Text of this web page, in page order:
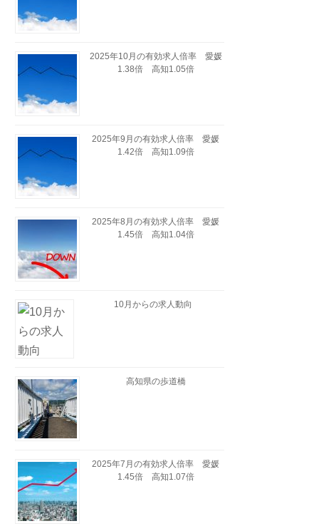
2025年10月の有効求人倍率 愛媛
1.38倍 高知1.05倍
2025年9月の有効求人倍率 愛媛
1.42倍 高知1.09倍
2025年8月の有効求人倍率 愛媛
1.45倍 高知1.04倍
10月からの求人動向
高知県の歩道橋
2025年7月の有効求人倍率 愛媛
1.45倍 高知1.07倍